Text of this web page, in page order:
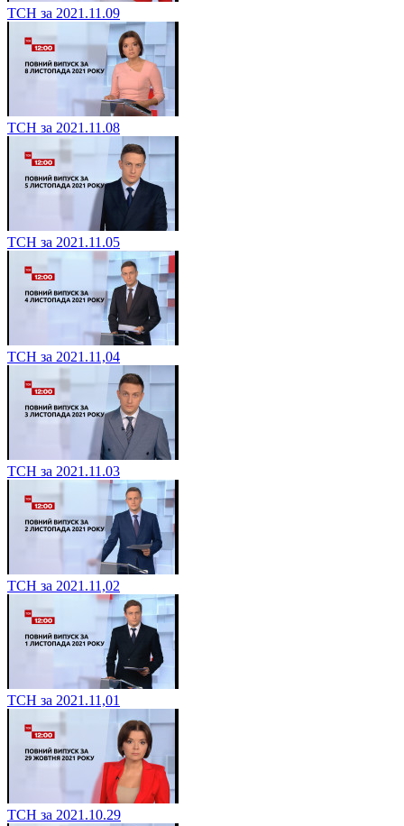
ТСН за 2021.11.09
ТСН за 2021.11.08
ТСН за 2021.11.05
ТСН за 2021.11,04
ТСН за 2021.11.03
ТСН за 2021.11,02
ТСН за 2021.11,01
ТСН за 2021.10.29